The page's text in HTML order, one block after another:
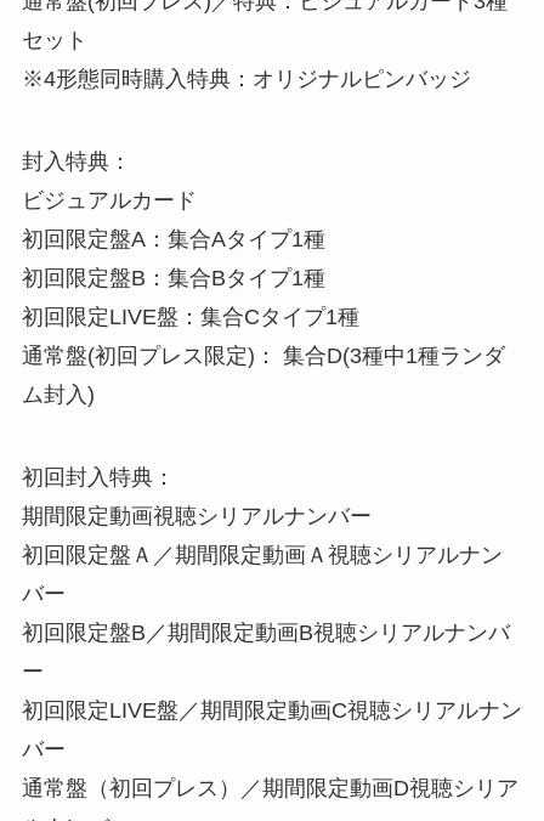
セット
※4形態同時購入特典：オリジナルピンバッジ
封入特典：
ビジュアルカード
初回限定盤A：集合Aタイプ1種
初回限定盤B：集合Bタイプ1種
初回限定LIVE盤：集合Cタイプ1種
通常盤(初回プレス限定)： 集合D(3種中1種ランダ
ム封入)
初回封入特典：
期間限定動画視聴シリアルナンバー
初回限定盤Ａ／期間限定動画Ａ視聴シリアルナン
バー
初回限定盤B／期間限定動画B視聴シリアルナンバ
ー
初回限定LIVE盤／期間限定動画C視聴シリアルナン
バー
通常盤（初回プレス）／期間限定動画D視聴シリア